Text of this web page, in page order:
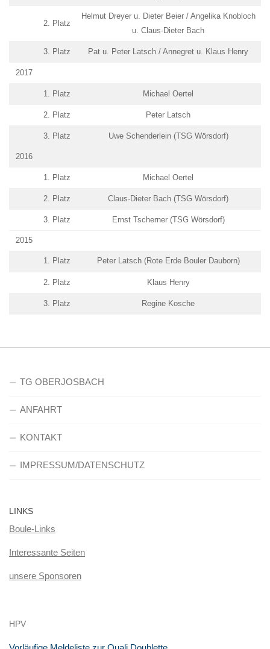
2. Platz
Helmut Dreyer u. Dieter Beier / Angelika Knobloch
u. Claus-Dieter Bach
3. Platz Pat u. Peter Latsch / Annegret u. Klaus Henry
2017
1. Platz Michael Oertel
2. Platz Peter Latsch
3. Platz Uwe Schenderlein (TSG Wörsdorf)
2016
1. Platz Michael Oertel
2. Platz Claus-Dieter Bach (TSG Wörsdorf)
3. Platz Ernst Tscherner (TSG Wörsdorf)
2015
1. Platz Peter Latsch (Rote Erde Bouler Dauborn)
2. Platz Klaus Henry
3. Platz Regine Kosche
TG OBERJOSBACH
ANFAHRT
KONTAKT
IMPRESSUM/DATENSCHUTZ
LINKS
Boule-Links
Interessante Seiten
unsere Sponsoren
HPV